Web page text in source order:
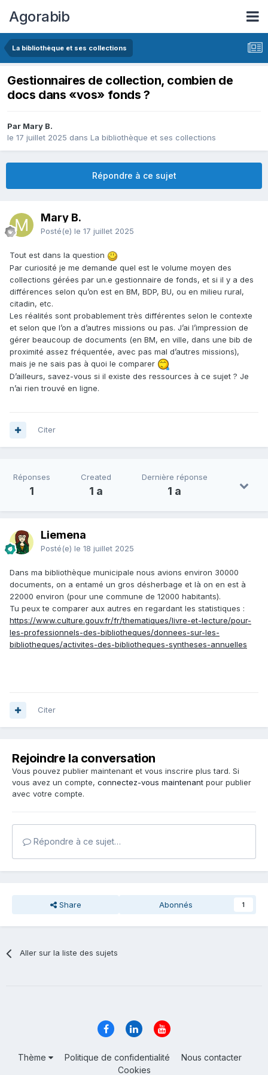
Agorabib
La bibliothèque et ses collections
Gestionnaires de collection, combien de
docs dans «vos» fonds ?
Par Mary B.
le 17 juillet 2025 dans La bibliothèque et ses collections
Répondre à ce sujet
Mary B.
Posté(e) le 17 juillet 2025
Tout est dans la question
Par curiosité je me demande quel est le volume moyen des
collections gérées par un.e gestionnaire de fonds, et si il y a des
différences selon qu’on est en BM, BDP, BU, ou en milieu rural,
citadin, etc.
Les réalités sont probablement très différentes selon le contexte
et selon que l’on a d’autres missions ou pas. J’ai l’impression de
gérer beaucoup de documents (en BM, en ville, dans une bib de
proximité assez fréquentée, avec pas mal d’autres missions),
mais je ne sais pas à quoi le comparer
D’ailleurs, savez-vous si il existe des ressources à ce sujet ? Je
n’ai rien trouvé en ligne.
Citer
Réponses
1
Created
1 a
Dernière réponse
1 a
Liemena
Posté(e) le 18 juillet 2025
Dans ma bibliothèque municipale nous avions environ 30000
documents, on a entamé un gros désherbage et là on en est à
22000 environ (pour une commune de 12000 habitants).
Tu peux te comparer aux autres en regardant les statistiques :
https://www.culture.gouv.fr/fr/thematiques/livre-et-lecture/pour-
les-professionnels-des-bibliotheques/donnees-sur-les-
bibliotheques/activites-des-bibliotheques-syntheses-annuelles
Citer
Rejoindre la conversation
Vous pouvez publier maintenant et vous inscrire plus tard. Si
vous avez un compte, connectez-vous maintenant pour publier
avec votre compte.
Répondre à ce sujet…
Share Abonnés 1
Aller sur la liste des sujets
Thème Politique de confidentialité
Nous contacter
Cookies